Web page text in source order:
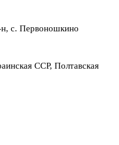
н, с. Первоношкино
ССР, Полтавская